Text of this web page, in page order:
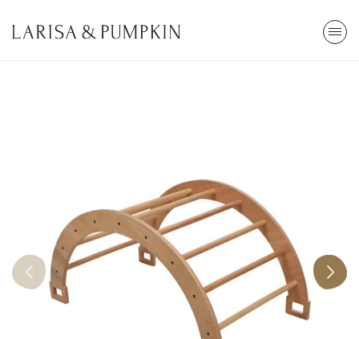
En Çok Arananlar
Top Havuzu
Popüler Kategoriler
Oyun
Eğitici
Tümünü Gör